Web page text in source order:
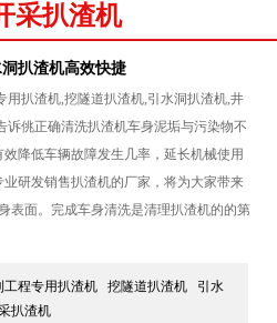
采扒渣机
扒渣机高效快捷
用扒渣机,挖隧道扒渣机,引水洞扒渣机,井
诉佻正确清洗扒渣机车身泥垢与污染物不
降低车辆故障发生几率，延长机械使用
研发销售扒渣机的厂家，将为大家带来
表面。完成车身清洗是清理扒渣机的的第
工程专用扒渣机 挖隧道扒渣机
引水
扒渣机